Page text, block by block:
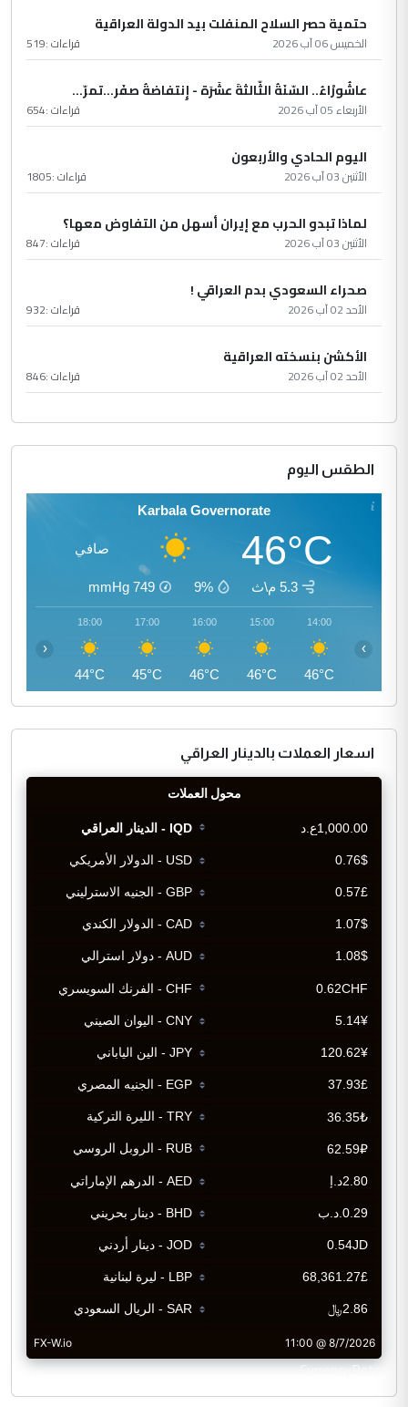
حتمية حصر السلاح المنفلت بيد الدولة العراقية
الخميس 06 آب 2026 قراءات :519
عاشُورْاءُ.. السّنَةُ الثّالثةَ عشَرَة - إِنتفاضةُ صفَر…تمرّ...
الأربعاء 05 آب 2026 قراءات :654
اليوم الحادي والأربعون
الأثنين 03 آب 2026 قراءات :1805
لماذا تبدو الحرب مع إيران أسهل من التفاوض معها؟
الأثنين 03 آب 2026 قراءات :847
صحراء السعودي بدم العراقي !
الأحد 02 آب 2026 قراءات :932
الأكشن بنسخته العراقية
الأحد 02 آب 2026 قراءات :846
الطقس اليوم
Karbala Governorate
46°C صافي
5.3 م\ث 9%
749
mmHg
14:00
46°C
15:00
46°C
16:00
46°C
17:00
45°C
18:00
44°C
‹ ›
اسعار العملات بالدينار العراقي
CurrencyRate